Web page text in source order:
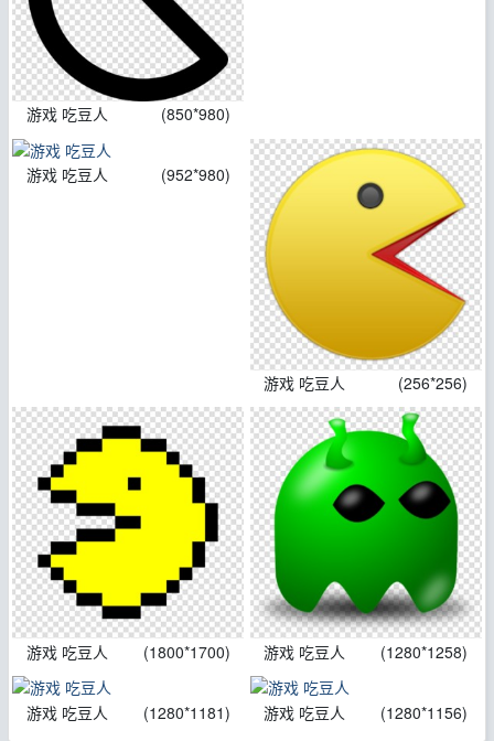
游戏 吃豆人 (850*980)
游戏 吃豆人 (952*980)
游戏 吃豆人 (256*256)
游戏 吃豆人 (1800*1700) 游戏 吃豆人 (1280*1258)
游戏 吃豆人 (1280*1181) 游戏 吃豆人 (1280*1156)